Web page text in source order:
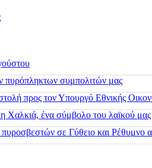
συμπολιτών μας
προς τον Υπουργό Εθνικής
Χαλκιά, ένα σύμβολο του λαϊκού μας
πυροσβεστών σε Γύθειο και Ρέθυμνο